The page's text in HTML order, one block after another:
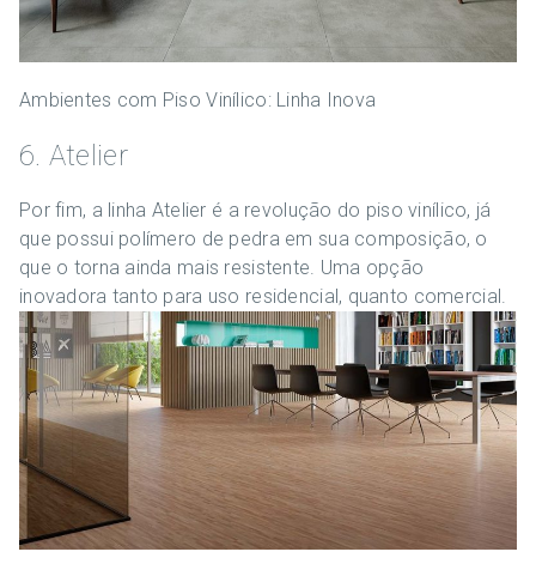
Ambientes com Piso Vinílico: Linha Inova
6. Atelier
Por fim, a linha Atelier é a revolução do piso vinílico, já
que possui polímero de pedra em sua composição, o
que o torna ainda mais resistente. Uma opção
inovadora tanto para uso residencial, quanto comercial.